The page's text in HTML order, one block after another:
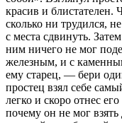
красив и блистателен.
сколько ни трудился,
с места сдвинуть.
ним ничего не мог
железным, и с
ему старец, — бери
простец взял себе
легко и скоро отнес
почему он не мог